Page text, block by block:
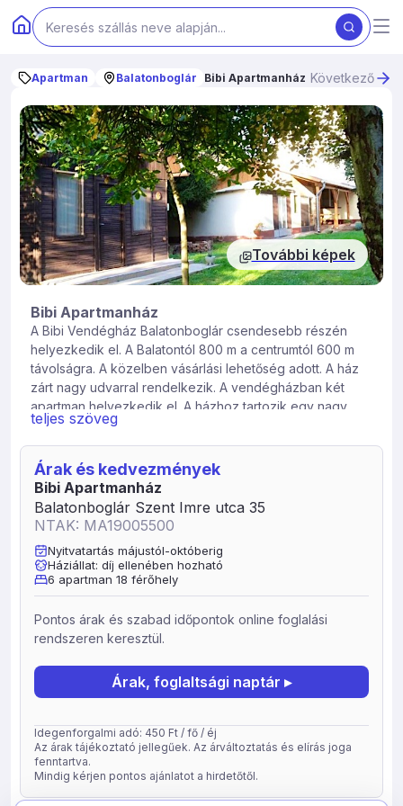
Apartman Balatonboglár Bibi Apartmanház Következő
További képek
Bibi Apartmanház
A Bibi Vendégház Balatonboglár csendesebb részén
helyezkedik el. A Balatontól 800 m a centrumtól 600 m
távolságra. A közelben vásárlási lehetőség adott. A ház
zárt nagy udvarral rendelkezik. A vendégházban két
apartman helyezkedik el. A házhoz tartozik egy nagy
fedett terasz, melyből kinti konyha nyílik. . itt a lehetőség
teljes mértékben adott kinti főzésekre, grillezésre. akár
nagyobb baráti társaságoknak is. Alsó szint apartman 8+2
fő: konyha teljesen felszerelve, fürdőszoba kabinnal és
káddal, külön wc, szoba franciaággyal +1 ággyal, szoba
franciaággyal + 1 ággyal, szoba franciaággyal, nappali
apartman 6+2 fő: kicsi konyha teljesen felszerelve,
étkező, nappali tv-vel, fürdőszoba káddal, külön wc,
szoba franciaággyal, szoba franciaággyal, szoba
franciaággyal + 1 emeletes ággyal.
teljes szöveg
Árak és kedvezmények
Bibi Apartmanház
Balatonboglár Szent Imre utca 35
NTAK: MA19005500
Nyitvatartás májustól-októberig
Háziállat: díj ellenében hozható
6 apartman 18 férőhely
Pontos árak és szabad időpontok online foglalási
rendszeren keresztül.
Árak, foglaltsági naptár ▸
Idegenforgalmi adó: 450 Ft / fő / éj
Az árak tájékoztató jellegűek. Az árváltoztatás és elírás joga
fenntartva.
Mindig kérjen pontos ajánlatot a hirdetőtől.